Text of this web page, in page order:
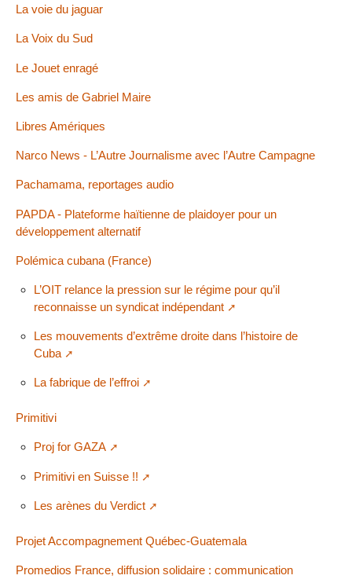
La voie du jaguar
La Voix du Sud
Le Jouet enragé
Les amis de Gabriel Maire
Libres Amériques
Narco News - L’Autre Journalisme avec l’Autre Campagne
Pachamama, reportages audio
PAPDA - Plateforme haïtienne de plaidoyer pour un
développement alternatif
Polémica cubana (France)
L’OIT relance la pression sur le régime pour qu’il
reconnaisse un syndicat indépendant
Les mouvements d’extrême droite dans l’histoire de
Cuba
La fabrique de l’effroi
Primitivi
Proj for GAZA
Primitivi en Suisse !!
Les arènes du Verdict
Projet Accompagnement Québec-Guatemala
Promedios France, diffusion solidaire : communication